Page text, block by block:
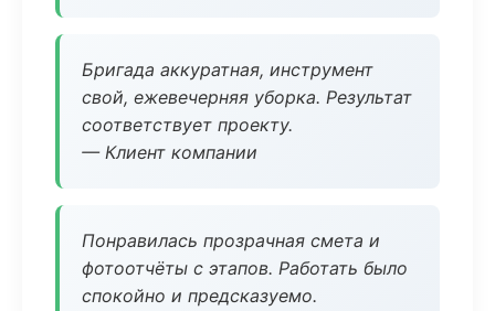
Бригада аккуратная, инструмент
свой, ежевечерняя уборка. Результат
соответствует проекту.
— Клиент компании
Понравилась прозрачная смета и
фотоотчёты с этапов. Работать было
спокойно и предсказуемо.